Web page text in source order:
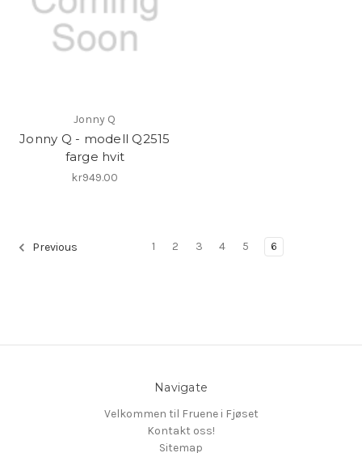
Jonny Q
Jonny Q - modell Q2515
farge hvit
kr949.00
Previous 1 2 3 4 5 6
Navigate
Velkommen til Fruene i Fjøset
Kontakt oss!
Sitemap